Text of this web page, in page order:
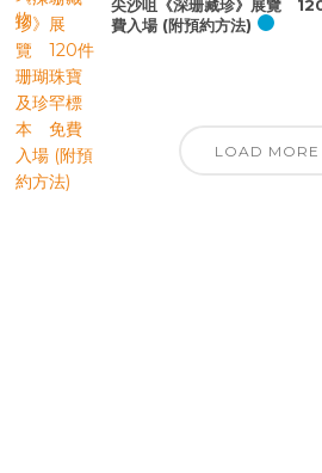
尖沙咀《深珊藏珍》展覽
費入場 (附預約方法)
LOAD MORE